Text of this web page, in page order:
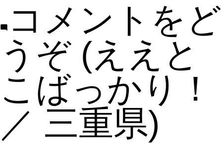
コメントをど
うぞ (ええと
こばっかり！
／ 三重県)